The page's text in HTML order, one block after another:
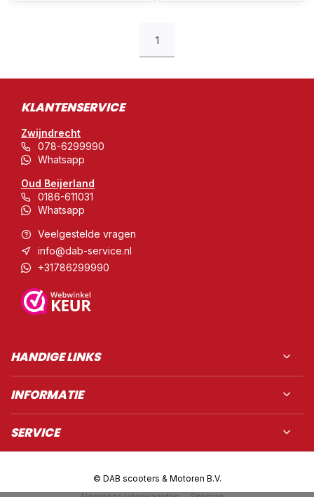
1
KLANTENSERVICE
Zwijndrecht
078-6299990
Whatsapp
Oud Beijerland
0186-611031
Whatsapp
Veelgestelde vragen
info@dab-service.nl
+31786299990
HANDIGE LINKS
INFORMATIE
SERVICE
© DAB scooters & Motoren B.V.